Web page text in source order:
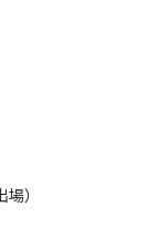
）